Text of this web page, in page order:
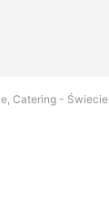
Catering - Świecie